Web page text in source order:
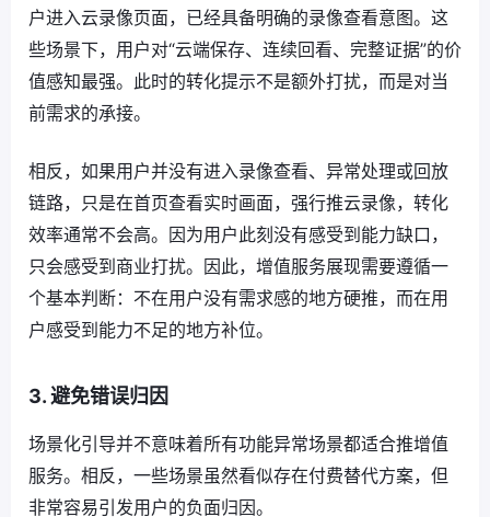
户进入云录像页面，已经具备明确的录像查看意图。这
些场景下，用户对“云端保存、连续回看、完整证据”的价
值感知最强。此时的转化提示不是额外打扰，而是对当
前需求的承接。
相反，如果用户并没有进入录像查看、异常处理或回放
链路，只是在首页查看实时画面，强行推云录像，转化
效率通常不会高。因为用户此刻没有感受到能力缺口，
只会感受到商业打扰。因此，增值服务展现需要遵循一
个基本判断：不在用户没有需求感的地方硬推，而在用
户感受到能力不足的地方补位。
3. 避免错误归因
场景化引导并不意味着所有功能异常场景都适合推增值
服务。相反，一些场景虽然看似存在付费替代方案，但
非常容易引发用户的负面归因。